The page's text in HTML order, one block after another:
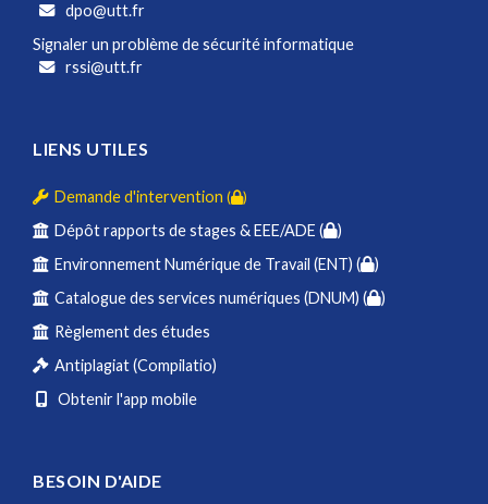
dpo@utt.fr
Signaler un problème de sécurité informatique
rssi@utt.fr
LIENS UTILES
Demande d'intervention ( )
Dépôt rapports de stages & EEE/ADE (
)
Environnement Numérique de Travail (ENT) (
)
Catalogue des services numériques (DNUM) (
)
Règlement des études
Antiplagiat (Compilatio)
Obtenir l'app mobile
BESOIN D'AIDE